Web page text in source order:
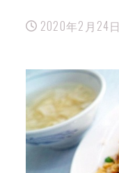
投稿日
2020年2月24日